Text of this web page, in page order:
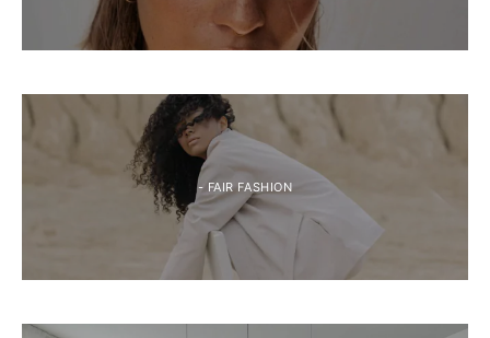
- FAIR FASHION